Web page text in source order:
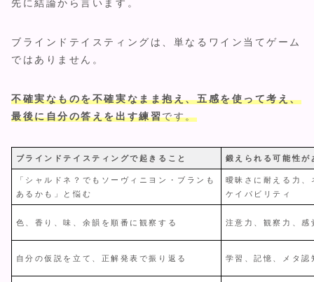
先に結論から言います。
ブラインドテイスティングは、単なるワイン当てゲーム
ではありません。
不確実なものを不確実なまま抱え、五感を使って考え、
最後に自分の答えを出す練習です。
ブラインドテイスティングで起きること 鍛えられる可能性が
「シャルドネ？でもソーヴィニヨン・ブランも
あるかも」と悩む
曖昧さに耐える力、
ケイパビリティ
色、香り、味、余韻を順番に観察する 注意力、観察力、感
自分の仮説を立て、正解発表で振り返る 学習、記憶、メタ認